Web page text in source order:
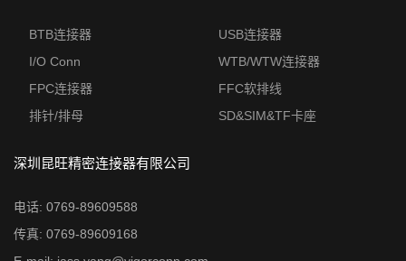
BTB连接器
USB连接器
I/O Conn
WTB/WTW连接器
FPC连接器
FFC软排线
排针/排母
SD&SIM&TF卡座
深圳昆旺精密连接器有限公司
电话: 0769-89609588
传真: 0769-89609168